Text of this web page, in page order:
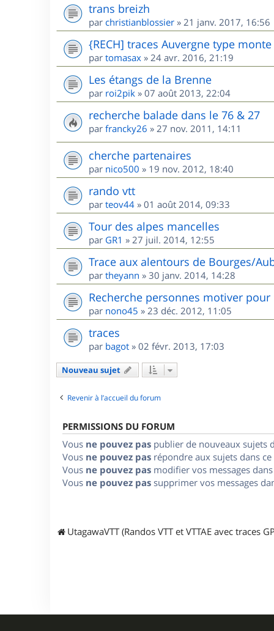
trans breizh
par christianblossier » 21 janv. 2017, 16:56
{RECH] traces Auvergne type
par tomasax » 24 avr. 2016, 21:19
Les étangs de la Brenne
par roi2pik » 07 août 2013, 22:04
recherche balade dans le 76 & 27
par francky26 » 27 nov. 2011, 14:11
cherche partenaires
par nico500 » 19 nov. 2012, 18:40
rando vtt
par teov44 » 01 août 2014, 09:33
Tour des alpes mancelles
par GR1 » 27 juil. 2014, 12:55
Trace aux alentours de Bourges/
par theyann » 30 janv. 2014, 14:28
Recherche personnes motiver
par nono45 » 23 déc. 2012, 11:05
traces
par bagot » 02 févr. 2013, 17:03
Nouveau sujet
Revenir à l’accueil du forum
PERMISSIONS DU FORUM
Vous ne pouvez pas publier de nouveaux sujets
Vous ne pouvez pas répondre aux sujets dans
Vous ne pouvez pas modifier vos messages
Vous ne pouvez pas supprimer vos messages
UtagawaVTT (Randos VTT et VTTAE avec traces